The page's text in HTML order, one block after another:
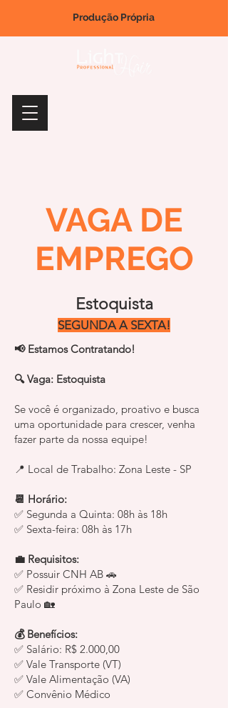
Produção Própria
VAGA DE
EMPREGO
Estoquista
SEGUNDA A SEXTA!
📢 Estamos Contratando!
🔍 Vaga: Estoquista
Se você é organizado, proativo e busca
uma oportunidade para crescer, venha
fazer parte da nossa equipe!
📍 Local de Trabalho: Zona Leste - SP
📆 Horário:
✅ Segunda a Quinta: 08h às 18h
✅ Sexta-feira: 08h às 17h
💼 Requisitos:
✅ Possuir CNH AB 🚗
✅ Residir próximo à Zona Leste de São
Paulo 🏡
💰 Benefícios:
✅ Salário: R$ 2.000,00
✅ Vale Transporte (VT)
✅ Vale Alimentação (VA)
✅ Convênio Médico